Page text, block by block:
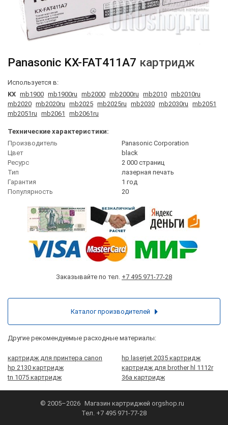
Panasonic KX-FAT411A7 картридж
Используется в:
KX mb1900 mb1900ru mb2000 mb2000ru mb2010 mb2010ru
mb2020 mb2020ru mb2025 mb2025ru mb2030 mb2030ru mb2051
mb2051ru mb2061 mb2061ru
Технические характеристики:
Производитель
Panasonic Corporation
Цвет
black
Ресурс
2 000 страниц
Тип
лазерная печать
Гарантия
1 год
Популярность
20
Заказывайте по тел. +7 495 971-77-28
Другие рекомендуемые расходные материалы:
картридж для принтера canon
hp laserjet 2035 картридж
hp 2130 картридж
картридж для brother hl 1112r
tn 1075 картридж
36a картридж
© 2005–2026 Магазин картриджей orgshop.ru
Тел. +7 495 971-77-28